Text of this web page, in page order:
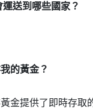
運送到哪些國家？
的黃金？
金提供了即時存取